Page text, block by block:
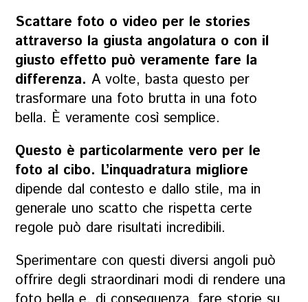
Scattare foto o video per le stories
attraverso la giusta angolatura o con il
giusto effetto può veramente fare la
differenza.A volte, basta questo per
trasformare una foto brutta in una foto
bella. È veramente così semplice.
Questo è particolarmente vero per le
foto al cibo. L’inquadratura migliore
dipende dal contesto e dallo stile, ma in
generale uno scatto che rispetta certe
regole può dare risultati incredibili.
Sperimentare con questi diversi angoli può
offrire degli straordinari modi di rendere una